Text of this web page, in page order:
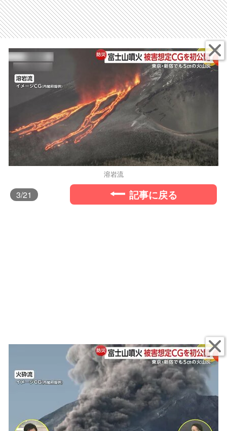
溶岩流
3/21 記事に戻る